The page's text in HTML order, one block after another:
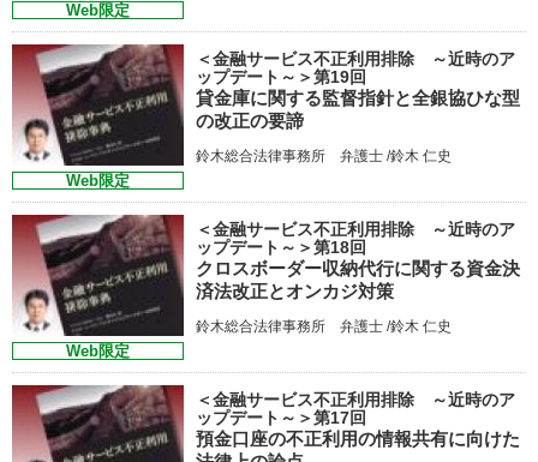
Web限定
Web限定
＜金融サービス不正利用排除 ～近時のア
ップデート～＞第19回
貸金庫に関する監督指針と全銀協ひな型
の改正の要諦
鈴木総合法律事務所 弁護士 /鈴木 仁史
Web限定
＜金融サービス不正利用排除 ～近時のア
ップデート～＞第18回
クロスボーダー収納代行に関する資金決
済法改正とオンカジ対策
鈴木総合法律事務所 弁護士 /鈴木 仁史
＜金融サービス不正利用排除 ～近時のア
ップデート～＞第17回
預金口座の不正利用の情報共有に向けた